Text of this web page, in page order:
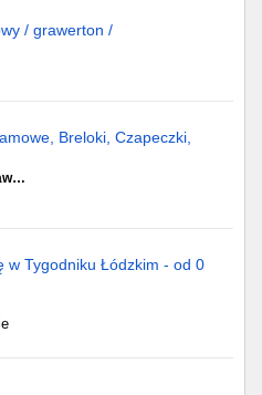
/ grawerton /
Breloki, Czapeczki,
w Tygodniku Łódzkim - od 0